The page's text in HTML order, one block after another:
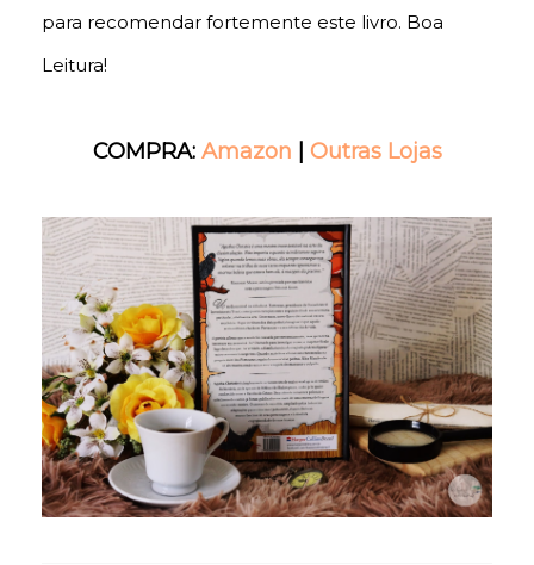
para recomendar fortemente este livro. Boa
Leitura!
COMPRA: Amazon Outras Lojas